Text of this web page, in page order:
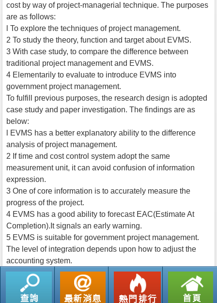
cost by way of project-managerial technique. The purposes
are as follows:
l To explore the techniques of project management.
2 To study the theory, function and target about EVMS.
3 With case study, to compare the difference between
traditional project management and EVMS.
4 Elementarily to evaluate to introduce EVMS into
government project management.
To fulfill previous purposes, the research design is adopted
case study and paper investigation. The findings are as
below:
l EVMS has a better explanatory ability to the difference
analysis of project management.
2 If time and cost control system adopt the same
measurement unit, it can avoid confusion of information
expression.
3 One of core information is to accurately measure the
progress of the project.
4 EVMS has a good ability to forecast EAC(Estimate At
Completion).It signals an early warning.
5 EVMS is suitable for government project management.
The level of integration depends upon how to adjust the
accounting system.
返回列表